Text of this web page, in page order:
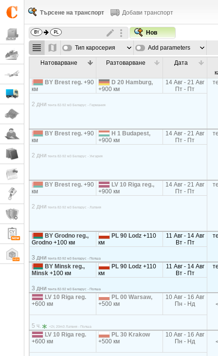
Търсене на транспорт Добави транспорт
Нов
Тип каросерия Add parameters
Натоварване Разтоварване
Дата
BY Brest reg.+90
км
D 20 Hamburg,
+900 км
14 Авг - 21 Авг
Пт - Пт
2 дни тента 82-92 м3 Беларус - Германия
BY Brest reg.+90
км
H 1 Budapest,
+900 км
14 Авг - 21 Авг
Пт - Пт
2 дни тента 82-92 м3 Беларус - Унгария
BY Brest reg.+90
км
LV 10 Riga reg.,
+900 км
14 Авг - 21 Авг
Пт - Пт
2 дни тента 82-92 м3 Беларус - Латвия
BY Grodno reg.,
Grodno+100 км
PL 90 Lodz+110
км
11 Авг - 14 Авг
Вт - Пт
3 дни тента 82-92 м3 Беларус - Полша
BY Minsk reg.,
Minsk+100 км
PL 90 Lodz+110
км
11 Авг - 14 Авг
Вт - Пт
3 дни тента 82-92 м3 Беларус - Полша
LV 10 Riga reg.
+600 км
PL 00 Warsaw,
+500 км
10 Авг - 16 Авг
Пн - Нд
5 ч. <2т, 20m3 Латвия - Полша
LV 10 Riga reg.
+600 км
PL 30 Krakow
+500 км
10 Авг - 16 Авг
Пн - Нд